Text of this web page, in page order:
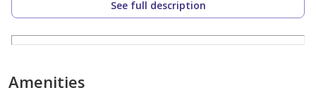
المشروع والموقع: مشروع الرفاعي 114
موقع سكني هادئ
قريب من الخدمات اليومية
See full description
Amenities